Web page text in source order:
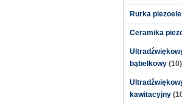
Rurka
Ceramika
bąbelkowy (10)
kawitacyjny